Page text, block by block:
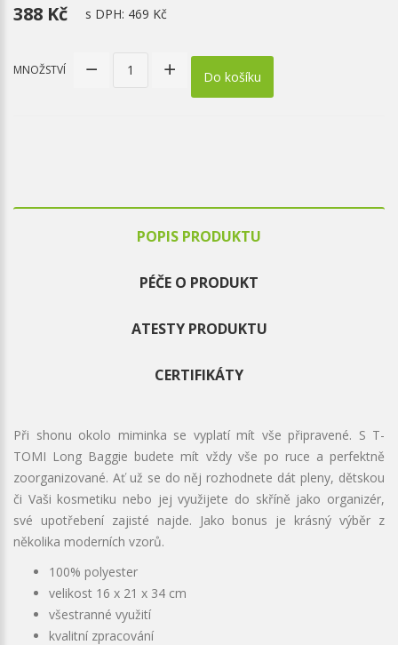
388 Kč s DPH: 469 Kč
MNOŽSTVÍ Do košíku
POPIS PRODUKTU
PÉČE O PRODUKT
ATESTY PRODUKTU
CERTIFIKÁTY
Při shonu okolo miminka se vyplatí mít vše připravené. S T-
TOMI Long Baggie budete mít vždy vše po ruce a perfektně
zoorganizované. Ať už se do něj rozhodnete dát pleny, dětskou
či Vaši kosmetiku nebo jej využijete do skříně jako organizér,
své upotřebení zajisté najde. Jako bonus je krásný výběr z
několika moderních vzorů.
100% polyester
velikost 16 x 21 x 34 cm
všestranné využití
kvalitní zpracování